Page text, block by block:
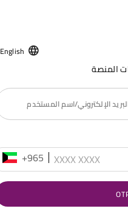
English
المنصة
الإلكتروني/اسم المستخدم
+965